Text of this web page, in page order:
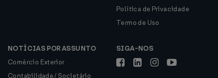
Política de Privacidade
Termo de Uso
NOTÍCIAS POR ASSUNTO
Comércio Exterior
Contabilidade / Societário
SIGA-NOS